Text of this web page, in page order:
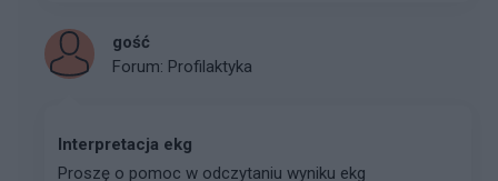
gość
Forum: Profilaktyka
Interpretacja ekg
Proszę o pomoc w odczytaniu wyniku ekg